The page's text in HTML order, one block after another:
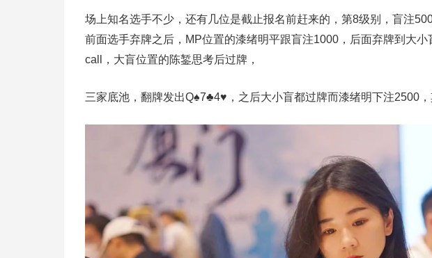
场上知名选手不少，还有几位是截止报名前赶来的，第8级别，盲注
前面选手弃牌之后，MP位置的漆绪明平跟盲注1000，后面弃牌到大
call，大盲位置的陈錾思考后过牌，
三家底池，翻牌发出Q♠️7♣️4♥️，之后大小盲都过牌而漆绪明下注2500，